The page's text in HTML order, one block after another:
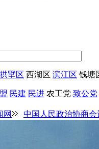
拱墅区 西湖区 滨江区 钱塘
民建 民进 农工党 致公党
网 中国人民政治协商